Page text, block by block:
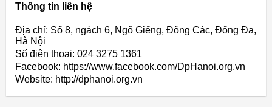
Thông tin liên hệ
Địa chỉ: Số 8, ngách 6, Ngõ Giếng, Đông Các, Đống Đa,
Hà Nội
Số điện thoại: 024 3275 1361
Facebook: https://www.facebook.com/DpHanoi.org.vn
Website: http://dphanoi.org.vn